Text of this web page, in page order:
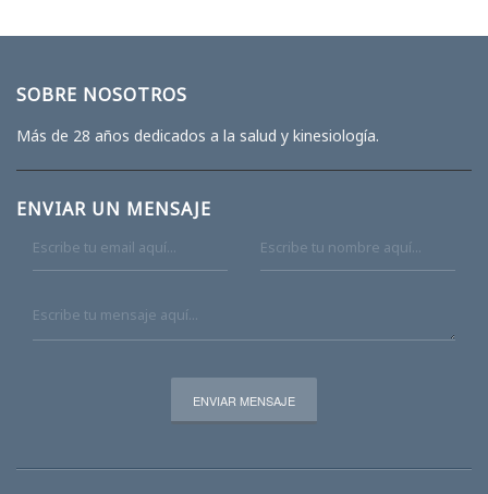
SOBRE NOSOTROS
Más de 28 años dedicados a la salud y kinesiología.
ENVIAR UN MENSAJE